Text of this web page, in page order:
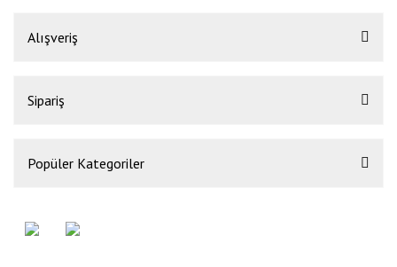
Alışveriş
Sipariş
Popüler Kategoriler